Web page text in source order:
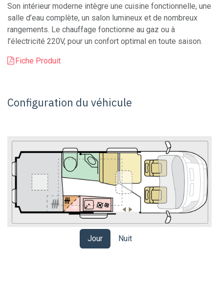
Son intérieur moderne intègre une cuisine fonctionnelle, une
salle d’eau complète, un salon lumineux et de nombreux
rangements. Le chauffage fonctionne au gaz ou à
l’électricité 220V, pour un confort optimal en toute saison.
Fiche Produit
Configuration du véhicule
Jour Nuit